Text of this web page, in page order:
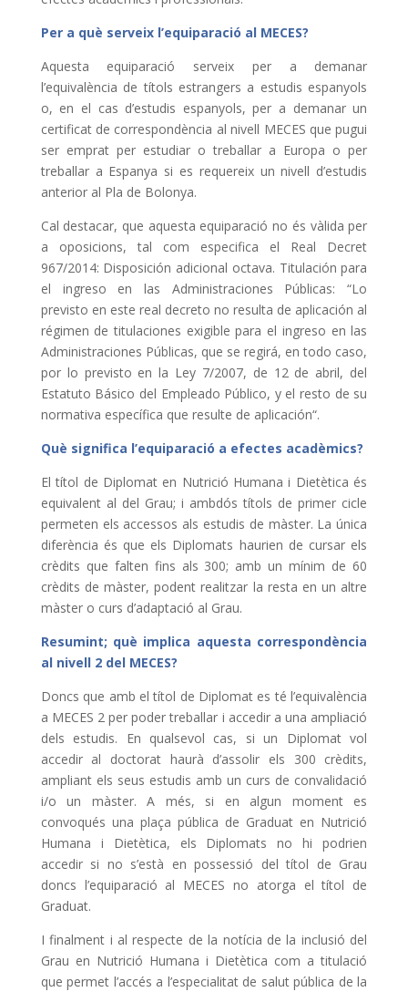
Per a què serveix l’equiparació al MECES?
Aquesta equiparació serveix per a demanar
l’equivalència de títols estrangers a estudis espanyols
o, en el cas d’estudis espanyols, per a demanar un
certificat de correspondència al nivell MECES que pugui
ser emprat per estudiar o treballar a Europa o per
treballar a Espanya si es requereix un nivell d’estudis
anterior al Pla de Bolonya.
Cal destacar, que aquesta equiparació no és vàlida per
a oposicions, tal com especifica el Real Decret
967/2014: Disposición adicional octava. Titulación para
el ingreso en las Administraciones Públicas: “Lo
previsto en este real decreto no resulta de aplicación al
régimen de titulaciones exigible para el ingreso en las
Administraciones Públicas, que se regirá, en todo caso,
por lo previsto en la Ley 7/2007, de 12 de abril, del
Estatuto Básico del Empleado Público, y el resto de su
normativa específica que resulte de aplicación“.
Què significa l’equiparació a efectes acadèmics?
El títol de Diplomat en Nutrició Humana i Dietètica és
equivalent al del Grau; i ambdós títols de primer cicle
permeten els accessos als estudis de màster. La única
diferència és que els Diplomats haurien de cursar els
crèdits que falten fins als 300; amb un mínim de 60
crèdits de màster, podent realitzar la resta en un altre
màster o curs d’adaptació al Grau.
Resumint; què implica aquesta correspondència
al nivell 2 del MECES?
Doncs que amb el títol de Diplomat es té l’equivalència
a MECES 2 per poder treballar i accedir a una ampliació
dels estudis. En qualsevol cas, si un Diplomat vol
accedir al doctorat haurà d’assolir els 300 crèdits,
ampliant els seus estudis amb un curs de convalidació
i/o un màster. A més, si en algun moment es
convoqués una plaça pública de Graduat en Nutrició
Humana i Dietètica, els Diplomats no hi podrien
accedir si no s’està en possessió del títol de Grau
doncs l’equiparació al MECES no atorga el títol de
Graduat.
I finalment i al respecte de la notícia de la inclusió del
Grau en Nutrició Humana i Dietètica com a titulació
que permet l’accés a l’especialitat de salut pública de la